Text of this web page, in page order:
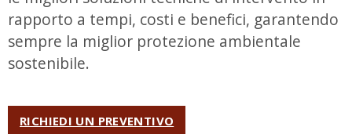
rapporto a tempi, costi e benefici, garantendo
sempre la miglior protezione ambientale
sostenibile.
RICHIEDI UN PREVENTIVO